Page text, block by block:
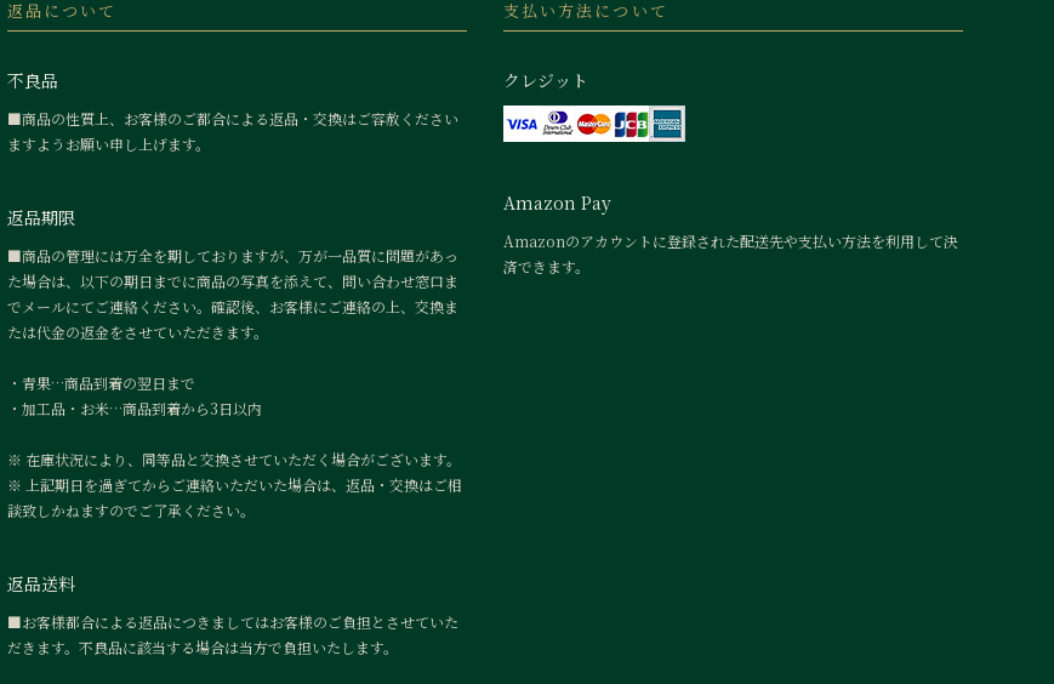
返品について
不良品
■商品の性質上、お客様のご都合による返品・交換はご容赦ください
ますようお願い申し上げます。
返品期限
■商品の管理には万全を期しておりますが、万が一品質に問題があっ
た場合は、以下の期日までに商品の写真を添えて、問い合わせ窓口ま
でメールにてご連絡ください。確認後、お客様にご連絡の上、交換ま
たは代金の返金をさせていただきます。
・青果…商品到着の翌日まで
・加工品・お米…商品到着から3日以内
※ 在庫状況により、同等品と交換させていただく場合がございます。
※ 上記期日を過ぎてからご連絡いただいた場合は、返品・交換はご相
談致しかねますのでご了承ください。
返品送料
■お客様都合による返品につきましてはお客様のご負担とさせていた
だきます。不良品に該当する場合は当方で負担いたします。
支払い方法について
クレジット
Amazon Pay
Amazonのアカウントに登録された配送先や支払い方法を利用して決
済できます。